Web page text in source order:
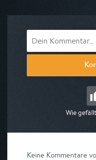
Wie
Keine Kommentare